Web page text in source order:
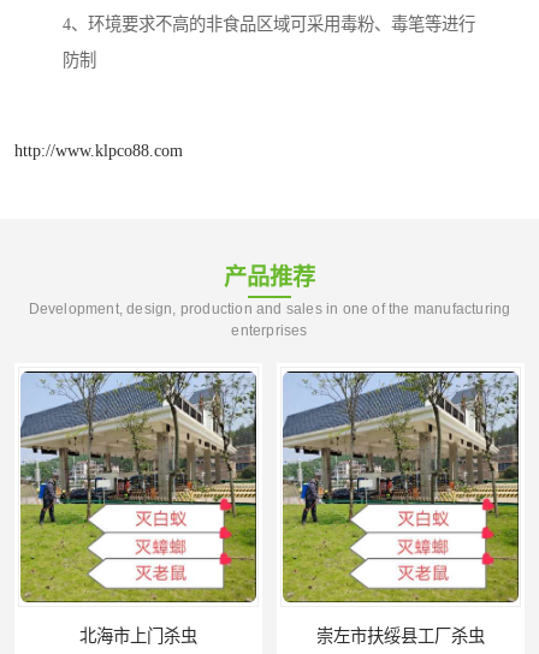
4、环境要求不高的非食品区域可采用毒粉、毒笔等进行
防制
http://www.klpco88.com
产品推荐
Development, design, production and sales in one of the manufacturing
enterprises
北海市上门杀虫 崇左市扶绥县工厂杀虫